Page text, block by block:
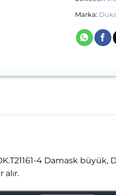
Marka:
4 Damask büyük,
alır.